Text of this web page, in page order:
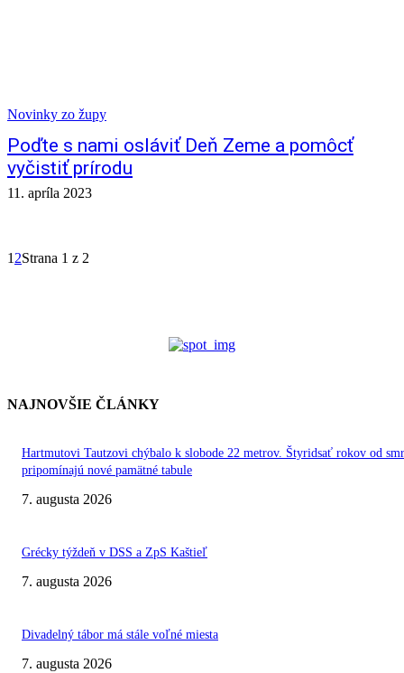
Novinky zo župy
Poďte s nami osláviť Deň Zeme a pomôcť
vyčistiť prírodu
11. apríla 2023
1 2Strana 1 z 2
NAJNOVŠIE ČLÁNKY
Hartmutovi Tautzovi chýbalo k slobode 22 metrov. Štyridsať rokov od
pripomínajú nové pamätné tabule
7. augusta 2026
Grécky týždeň v DSS a ZpS Kaštieľ
7. augusta 2026
Divadelný tábor má stále voľné miesta
7. augusta 2026